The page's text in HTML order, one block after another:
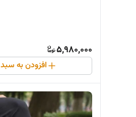
5,980,000
افزودن به سبد